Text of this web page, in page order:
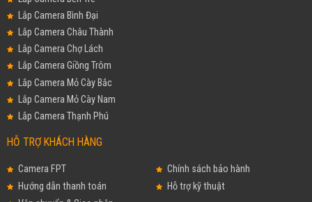
Lắp Camera Bình Đại
Lắp Camera Châu Thành
Lắp Camera Chợ Lách
Lắp Camera Giồng Trôm
Lắp Camera Mỏ Cày Bắc
Lắp Camera Mỏ Cày Nam
Lắp Camera Thạnh Phú
HỖ TRỢ KHÁCH HÀNG
Camera FPT
Chính sách bảo hành
Hướng dẫn thanh toán
Hỗ trợ kỹ thuật